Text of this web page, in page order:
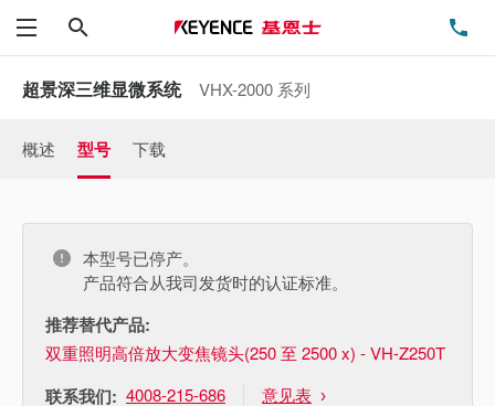
菜单
超景深三维显微系统 VHX-2000 系列
概述 型号 下载
本型号已停产。
产品符合从我司发货时的认证标准。
推荐替代产品:
双重照明高倍放大变焦镜头(250 至 2500 x) - VH-Z250T
联系我们: 4008-215-686 意见表